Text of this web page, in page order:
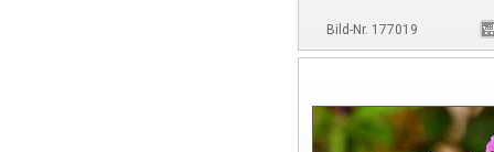
Bild-Nr. 177019